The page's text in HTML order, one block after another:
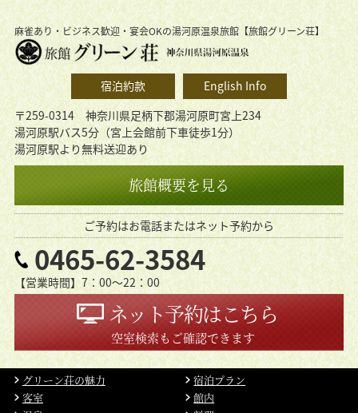
麻雀あり・ビジネス歓迎・宴会OKの湯河原温泉旅館【旅館グリーン荘】
宿泊約款
English Info
〒259-0314 神奈川県足柄下郡湯河原町宮上234
湯河原駅バス5分（宮上会館前下車徒歩1分）
湯河原駅より無料送迎あり
旅館概要を見る
ご予約はお電話またはネット予約から
0465-62-3584
【営業時間】7：00〜22：00
ネット予約はこちら
空室検索もご確認できます
グリーン荘の魅力
宿泊プラン
客室
館内